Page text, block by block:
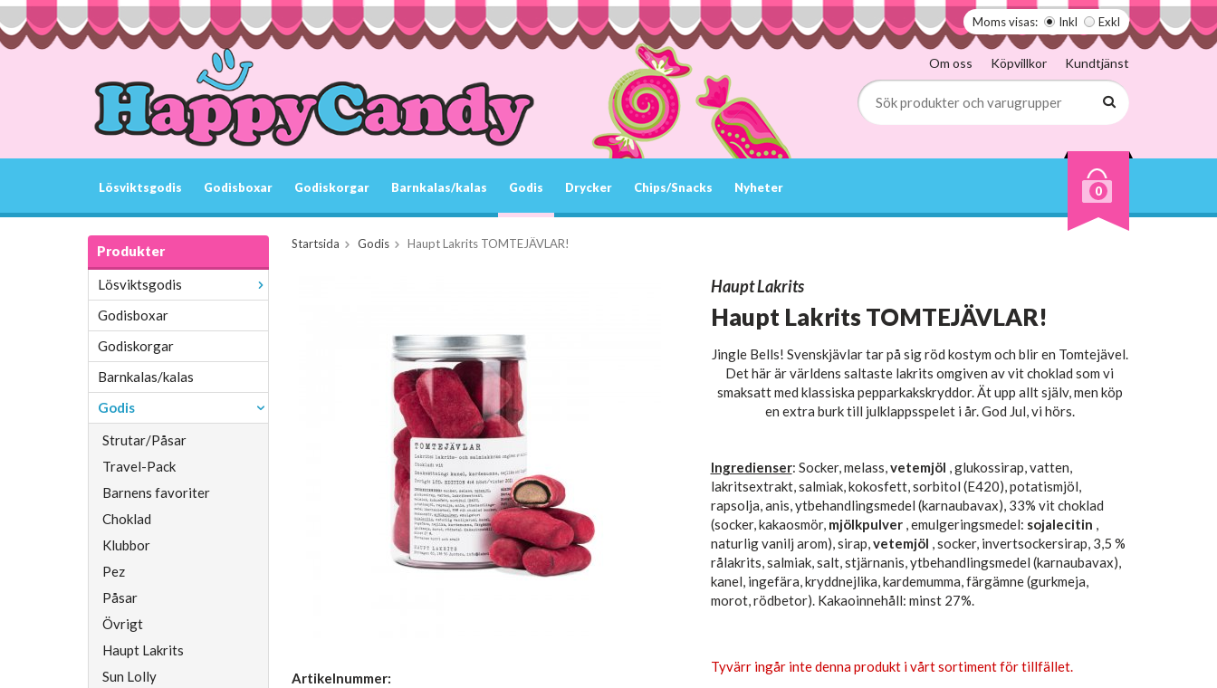
Moms visas: Inkl Exkl
Om oss Köpvillkor Kundtjänst
Lösviktsgodis Godisboxar Godiskorgar Barnkalas/kalas Godis Drycker Chips/Snacks Nyheter 0
Produkter
Lösviktsgodis
Godisboxar
Godiskorgar
Barnkalas/kalas
Godis
Strutar/Påsar
Travel-Pack
Barnens favoriter
Choklad
Klubbor
Pez
Påsar
Övrigt
Haupt Lakrits
Sun Lolly
Startsida Godis Haupt Lakrits TOMTEJÄVLAR!
Haupt Lakrits
Haupt Lakrits TOMTEJÄVLAR!
Jingle Bells! Svenskjävlar tar på sig röd kostym och blir en Tomtejävel.
Det här är världens saltaste lakrits omgiven av vit choklad som vi
smaksatt med klassiska pepparkakskryddor. Ät upp allt själv, men köp
en extra burk till julklappsspelet i år. God Jul, vi hörs.
Ingredienser: Socker, melass,vetemjöl , glukossirap, vatten,
lakritsextrakt, salmiak, kokosfett, sorbitol (E420), potatismjöl,
rapsolja, anis, ytbehandlingsmedel (karnaubavax), 33% vit choklad
(socker, kakaosmör, mjölkpulver , emulgeringsmedel: sojalecitin ,
naturlig vanilj arom), sirap,vetemjöl , socker, invertsockersirap, 3,5 %
rålakrits, salmiak, salt, stjärnanis, ytbehandlingsmedel (karnaubavax),
kanel, ingefära, kryddnejlika, kardemumma, färgämne (gurkmeja,
morot, rödbetor). Kakaoinnehåll: minst 27%.
Tyvärr ingår inte denna produkt i vårt sortiment för tillfället.
Artikelnummer: